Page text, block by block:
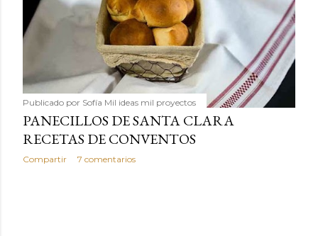
revolucionaria, transformaremos un ingrediente tan
humilde como la alubia de La Bañeza en un snack ligero,
dorado, cargado de proteína y 100% natural. Es el
sustituto perfecto a los frutos se...
Publicado por Sofía Mil ideas mil proyectos
PANECILLOS DE SANTA CLARA
RECETAS DE CONVENTOS
Compartir 7 comentarios